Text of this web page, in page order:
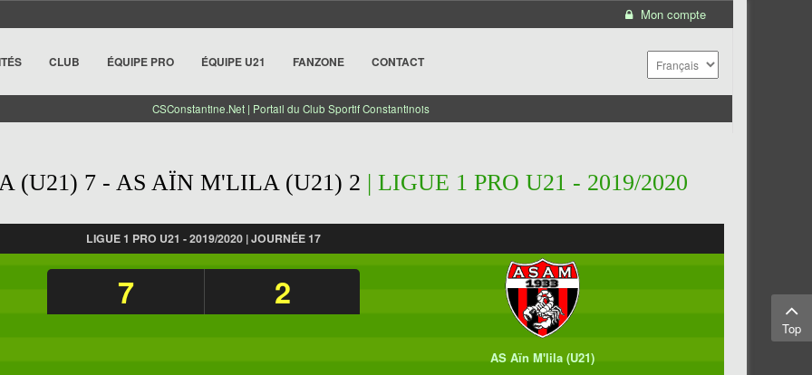
Mon compte
CLUB ÉQUIPE PRO ÉQUIPE U21 FANZONE CONTACT
CSConstantine.Net | Portail du Club Sportif Constantinois
(U21) 7 - AS AÏN M'LILA (U21) 2 | LIGUE 1 PRO U21 - 2019/2020
LIGUE 1 PRO U21 - 2019/2020 | JOURNÉE 17
7 2
AS Aïn M'lila (U21)
Top